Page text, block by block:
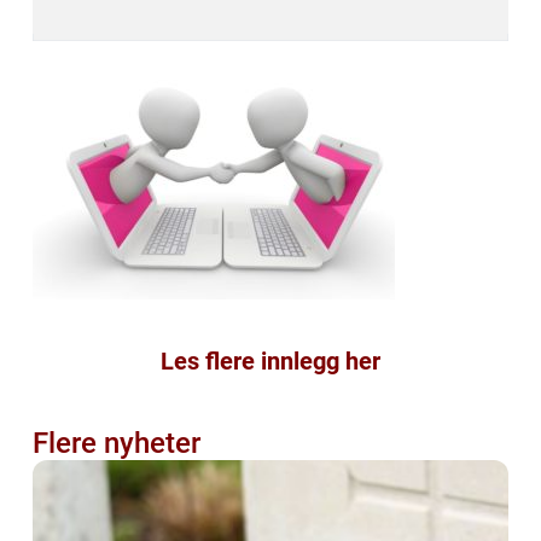
Les flere innlegg her
Flere nyheter